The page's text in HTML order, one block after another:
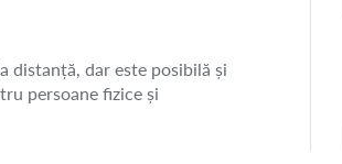
distanță, dar este posibilă și
persoane fizice și